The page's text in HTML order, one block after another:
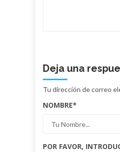
Deja una
Tu dirección de correo
NOMBRE*
POR FAVOR,